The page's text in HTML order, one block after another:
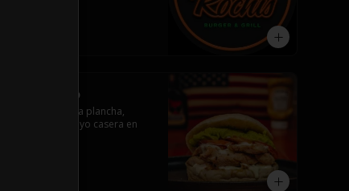
Pollo Italiano
Pollo marinado a la plancha,
tomate, palta y mayo casera en